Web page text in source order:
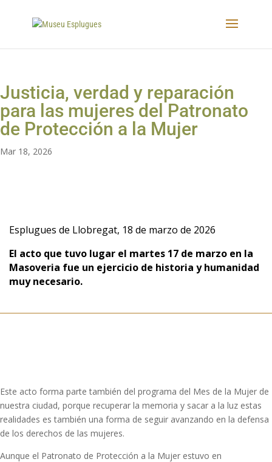
Justicia, verdad y reparación
para las mujeres del Patronato
de Protección a la Mujer
Mar 18, 2026
Esplugues de Llobregat, 18 de marzo de 2026
El acto que tuvo lugar el martes 17 de marzo en la
Masoveria fue un ejercicio de historia y humanidad
muy necesario.
Este acto forma parte también del programa del Mes de la Mujer de
nuestra ciudad, porque recuperar la memoria y sacar a la luz estas
realidades es también una forma de seguir avanzando en la defensa
de los derechos de las mujeres.
Aunque el Patronato de Protección a la Mujer estuvo en